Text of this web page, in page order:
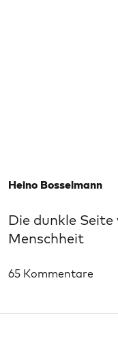
Heino Bosselmann
Die dunkle
Menschheit
65 Kommentare